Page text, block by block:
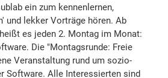
ein zum kennenlernen,
und lekker Vorträge hören. Ab
es jeden 2. Montag im Monat:
Die "Montagsrunde: Freie
Veranstaltung rund um sozio-
Software. Alle Interessierten sind